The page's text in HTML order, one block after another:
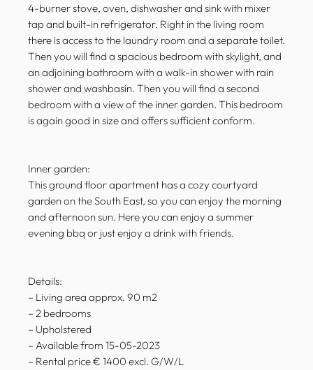
4-burner stove, oven, dishwasher and sink with mixer
tap and built-in refrigerator. Right in the living room
there is access to the laundry room and a separate toilet.
Then you will find a spacious bedroom with skylight, and
an adjoining bathroom with a walk-in shower with rain
shower and washbasin. Then you will find a second
bedroom with a view of the inner garden. This bedroom
is again good in size and offers sufficient conform.
Inner garden:
This ground floor apartment has a cozy courtyard
garden on the South East, so you can enjoy the morning
and afternoon sun. Here you can enjoy a summer
evening bbq or just enjoy a drink with friends.
Details:
– Living area approx. 90 m2
– 2 bedrooms
– Upholstered
– Available from 15-05-2023
– Rental price € 1400 excl. G/W/L